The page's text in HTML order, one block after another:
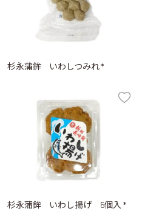
杉永蒲鉾 いわしつみれ *
杉永蒲鉾 いわし揚げ 5個入 *